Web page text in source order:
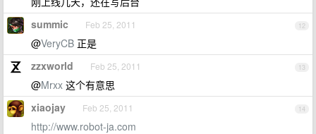
12
summic Feb 25, 2011
@VeryCB 正是
13
zzxworld Feb 25, 2011
@Mrxx 这个有意思
14
xiaojay Feb 25, 2011
http://www.robot-ja.com